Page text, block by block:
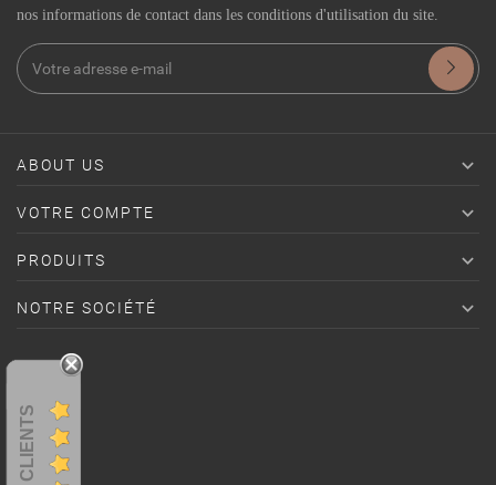
nos informations de contact dans les conditions d'utilisation du site.
ABOUT US 
VOTRE COMPTE 
PRODUITS 
NOTRE SOCIÉTÉ 